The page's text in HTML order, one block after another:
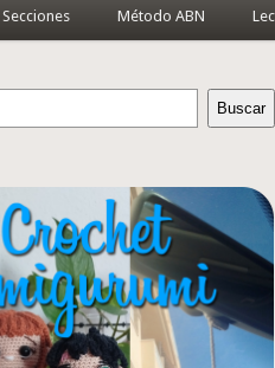
Secciones Método ABN
Buscar